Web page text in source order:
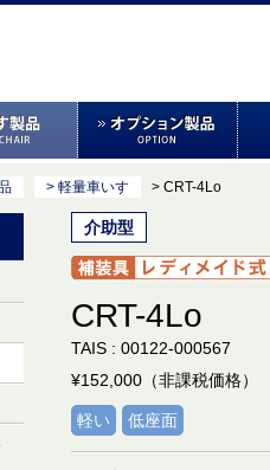
> 軽量車いす > CRT-4Lo
介助型
CRT-4Lo
TAIS : 00122-000567
¥152,000（非課税価格）
軽い 低座面